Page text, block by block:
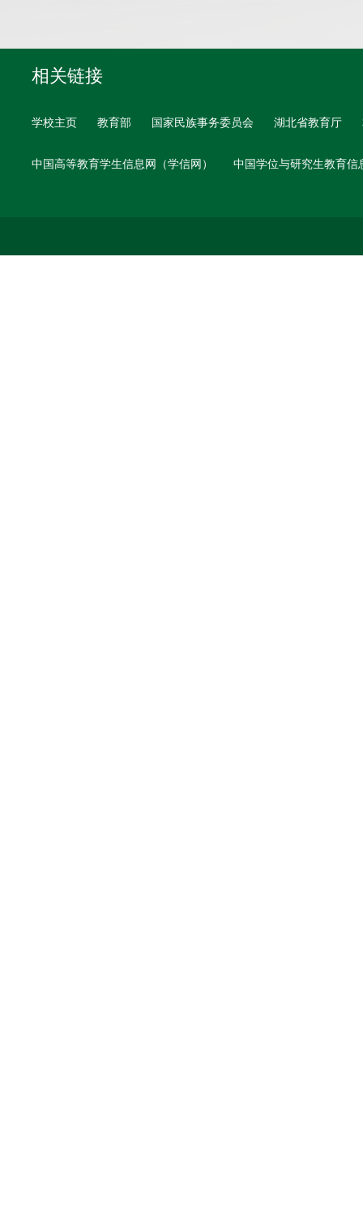
相关链接
学校主页 教育部 国家民族事务委员会 湖北省教育厅
中国高等教育学生信息网（学信网） 中国学位与研究生教育信